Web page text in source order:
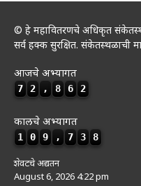
© हे महावितरणचे अधिकृत
सर्व हक्क सुरक्षित. संकेतस्थळाची
आजचे अभ्यागत
7 2 , 8 6 2
कालचे अभ्यागत
1 0 9 , 7 3 8
शेवटचे अद्यतन
August 6, 2026 4:22 pm